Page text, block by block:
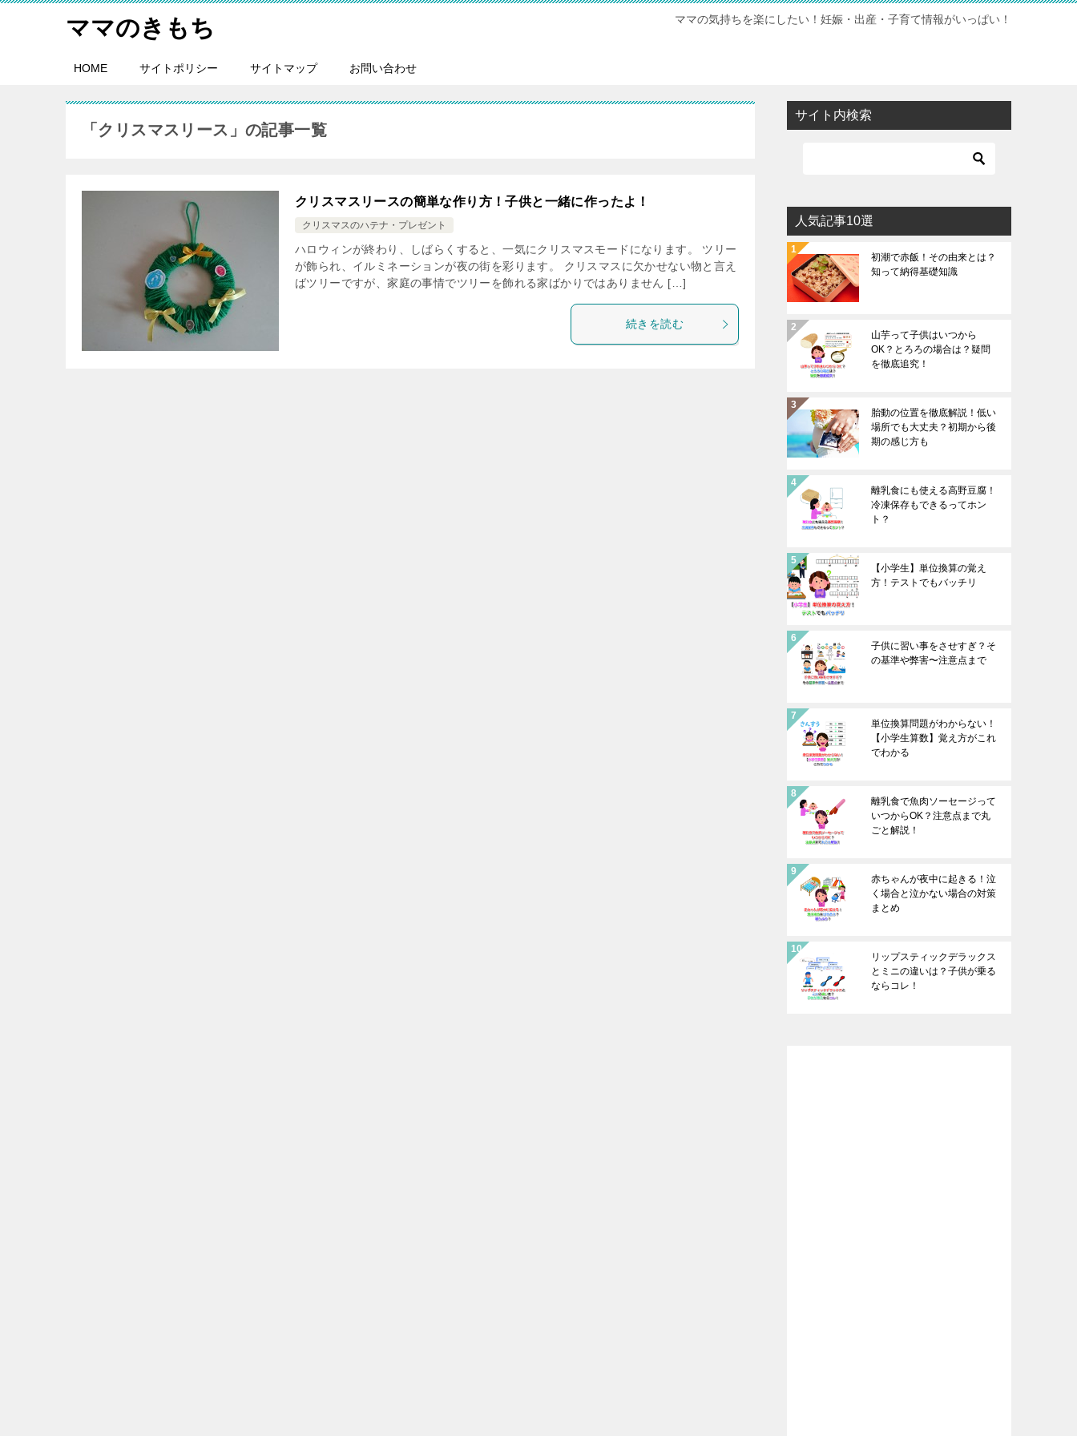
ママのきもち ママの気持ちを楽にしたい！妊娠・出産・子育て情報がいっぱい！
HOME サイトポリシー サイトマップ お問い合わせ
「クリスマスリース」の記事一覧
クリスマスリースの簡単な作り方！子供と一緒に作ったよ！
クリスマスのハテナ・プレゼント
ハロウィンが終わり、しばらくすると、一気にクリスマスモードになります。 ツリー
が飾られ、イルミネーションが夜の街を彩ります。 クリスマスに欠かせない物と言え
ばツリーですが、家庭の事情でツリーを飾れる家ばかりではありません […]
続きを読む
サイト内検索
人気記事10選
初潮で赤飯！その由来とは？
知って納得基礎知識
山芋って子供はいつから
OK？とろろの場合は？疑問
を徹底追究！
胎動の位置を徹底解説！低い
場所でも大丈夫？初期から後
期の感じ方も
離乳食にも使える高野豆腐！
冷凍保存もできるってホン
ト？
【小学生】単位換算の覚え
方！テストでもバッチリ
子供に習い事をさせすぎ？そ
の基準や弊害〜注意点まで
単位換算問題がわからない！
【小学生算数】覚え方がこれ
でわかる
離乳食で魚肉ソーセージって
いつからOK？注意点まで丸
ごと解説！
赤ちゃんが夜中に起きる！泣
く場合と泣かない場合の対策
まとめ
リップスティックデラックス
とミニの違いは？子供が乗る
ならコレ！